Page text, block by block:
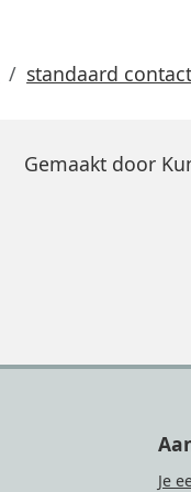
standaard
Gemaakt door
Je